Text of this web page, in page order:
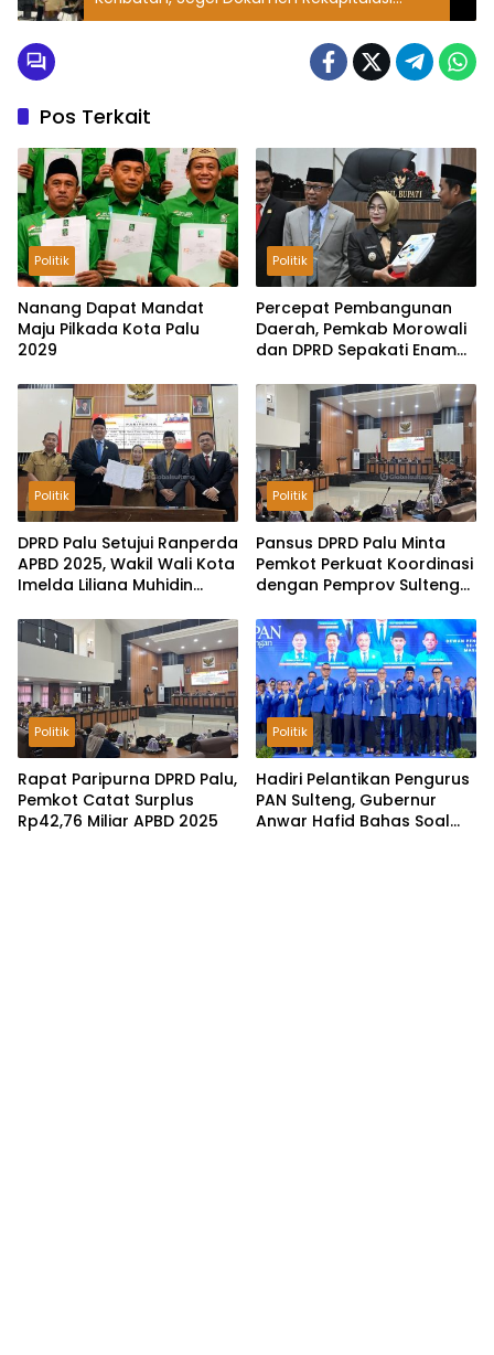
Suara Kabupaten Parimo Sudah Terbuka
Pos Terkait
Politik
Nanang Dapat Mandat
Maju Pilkada Kota Palu
2029
Politik
Percepat Pembangunan
Daerah, Pemkab Morowali
dan DPRD Sepakati Enam
Politik
DPRD Palu Setujui Ranperda
APBD 2025, Wakil Wali Kota
Imelda Liliana Muhidin
Keuangan Terus Dibenahi
Politik
Pansus DPRD Palu Minta
Pemkot Perkuat Koordinasi
dengan Pemprov Sulteng
Pemungutan Pajak
Tambang
Politik
Rapat Paripurna DPRD Palu,
Pemkot Catat Surplus
Rp42,76 Miliar APBD 2025
Politik
Hadiri Pelantikan Pengurus
PAN Sulteng, Gubernur
Anwar Hafid Bahas Soal